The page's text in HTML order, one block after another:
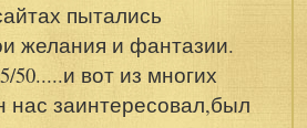
пытались
желания и фантазии.
50.....и вот из многих
нас заинтересовал,был